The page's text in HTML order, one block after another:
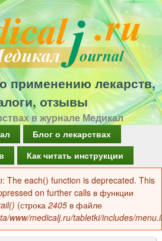
применению лекарств,
отзывы
в журнале Медикал
Блог о лекарствах
Как читать инструкции
: The each() function is deprecated. This
on further calls в функции
(строка 2405 в файле
www/medicalj.ru/tabletki/includes/